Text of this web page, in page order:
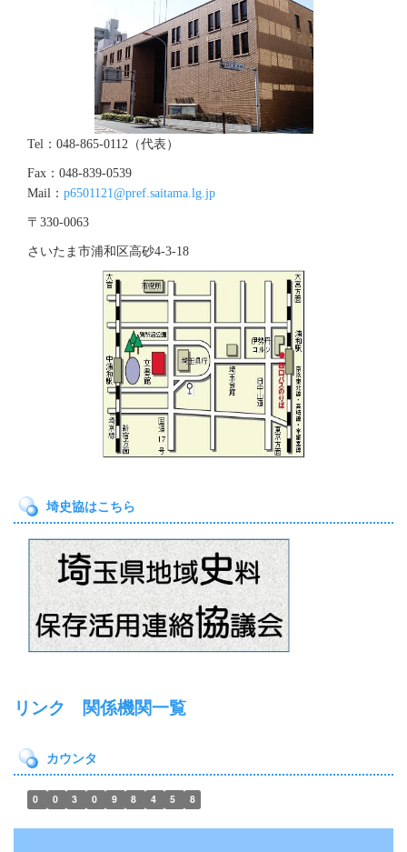
Tel：048-865-0112（代表）
Fax：048-839-0539
Mail： p6501121@pref.saitama.lg.jp
〒330-0063
さいたま市浦和区高砂4‐3‐18
埼史協はこちら
リンク 関係機関一覧
カウンタ
0 0 3 0 9 8 4 5 8